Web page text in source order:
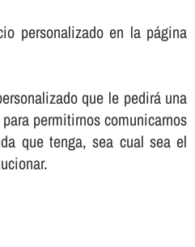
personalizado en la página
que le pedirá una
permitirnos comunicarnos
que tenga, sea cual sea el